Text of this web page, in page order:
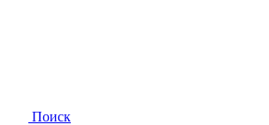
Поиск